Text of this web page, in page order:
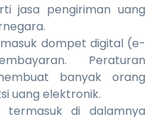
jasa pengiriman uang
dompet digital (e-
Peraturan
banyak orang
uang elektronik.
termasuk di dalamnya